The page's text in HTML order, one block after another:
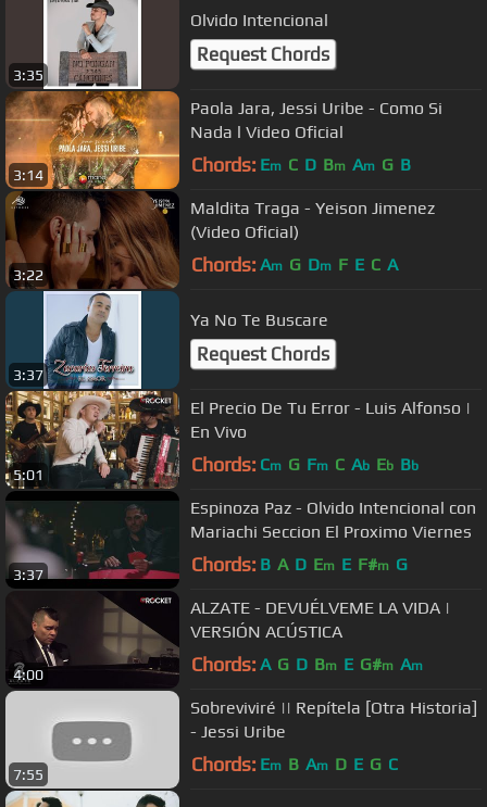
3:35
Olvido Intencional
Request Chords
3:14
Paola Jara, Jessi Uribe - Como Si
Nada l Video Oficial
Chords: Em C D Bm Am G B
3:22
Maldita Traga - Yeison Jimenez
(Video Oficial)
Chords: Am G Dm F E C A
3:37
Ya No Te Buscare
Request Chords
5:01
El Precio De Tu Error - Luis Alfonso |
En Vivo
Chords: Cm G Fm C Ab Eb Bb
3:37
Espinoza Paz - Olvido Intencional con
Mariachi Seccion El Proximo Viernes
Chords: B A D Em E F#m G
4:00
ALZATE - DEVUÉLVEME LA VIDA |
VERSIÓN ACÚSTICA
Chords: A G D Bm E G#m Am
7:55
Sobreviviré || Repítela [Otra Historia]
- Jessi Uribe
Chords: Em B Am D E G C